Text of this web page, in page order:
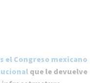
el Congreso mexicano
que le devuelve